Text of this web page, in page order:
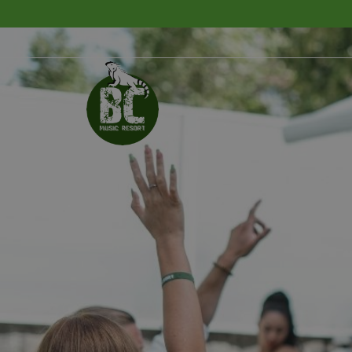
vous
NOM